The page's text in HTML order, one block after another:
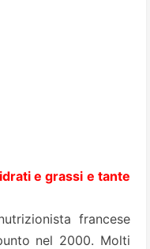
e grassi e tante
francese
nel 2000. Molti